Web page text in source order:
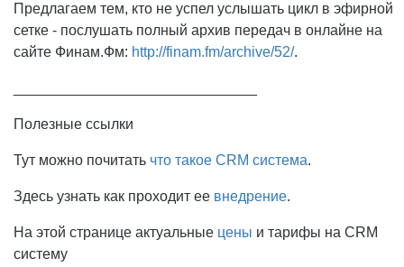
Предлагаем тем, кто не успел услышать цикл в эфирной
сетке - послушать полный архив передач в онлайне на
сайте Финам.Фм: http://finam.fm/archive/52/.
Полезные ссылки
Тут можно почитать что такое CRM система.
Здесь узнать как проходит ее внедрение.
На этой странице актуальные цены и тарифы на CRM
систему